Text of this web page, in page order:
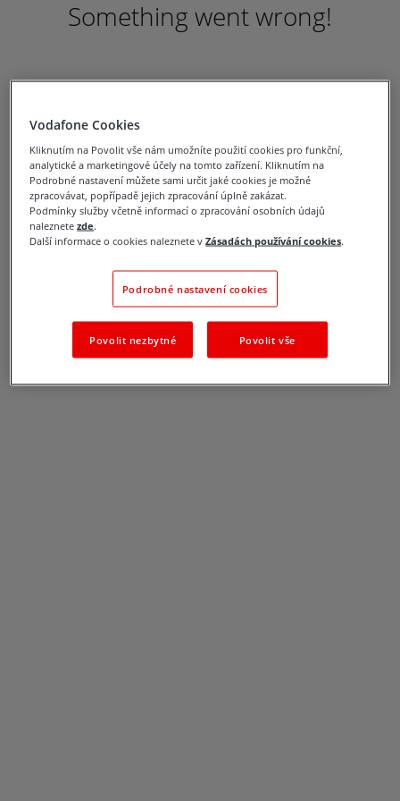
Something went wrong!
Vodafone Cookies
Kliknutím na Povolit vše nám umožníte použití cookies pro funkční,
analytické a marketingové účely na tomto zařízení. Kliknutím na
Podrobné nastavení můžete sami určit jaké cookies je možné
zpracovávat, popřípadě jejich zpracování úplně zakázat.
Podmínky služby včetně informací o zpracování osobních údajů
naleznetezde.
Další informace o cookies naleznete vZásadách používání cookies.
Podrobné nastavení cookies
Povolit nezbytné Povolit vše